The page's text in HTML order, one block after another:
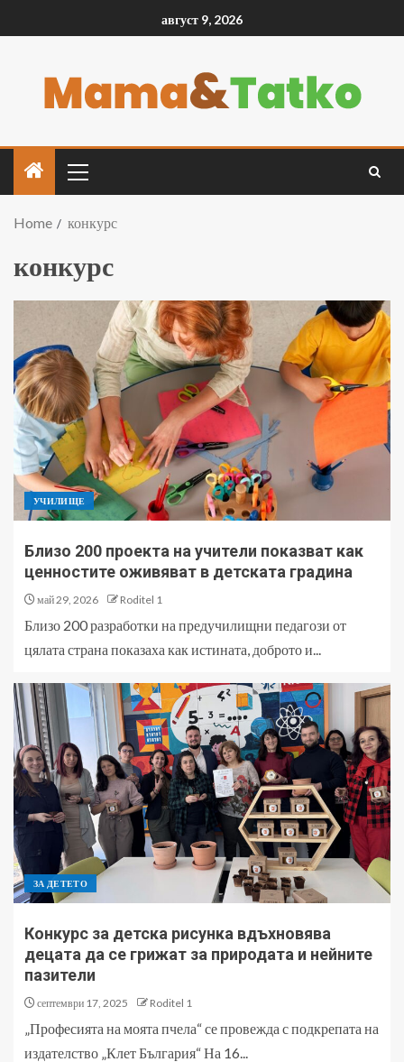
август 9, 2026
Home конкурс
конкурс
УЧИЛИЩЕ
Близо 200 проекта на учители показват как
ценностите оживяват в детската градина
май 29, 2026 Roditel 1
Близо 200 разработки на предучилищни педагози от
цялата страна показаха как истината, доброто и...
ЗА ДЕТЕТО
Конкурс за детска рисунка вдъхновява
децата да се грижат за природата и нейните
пазители
септември 17, 2025 Roditel 1
„Професията на моята пчела“ се провежда с подкрепата на
издателство „Клет България“ На 16...